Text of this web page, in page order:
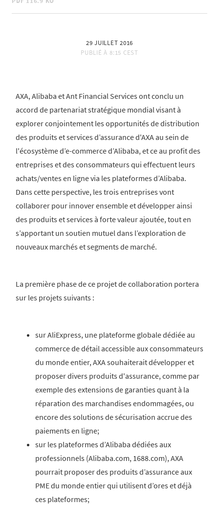
29 JUILLET 2016
PUBLIÉ À 8:15 CEST
AXA, Alibaba et Ant Financial Services ont conclu un
accord de partenariat stratégique mondial visant à
explorer conjointement les opportunités de distribution
des produits et services d’assurance d'AXA au sein de
l'écosystème d’e-commerce d’Alibaba, et ce au profit des
entreprises et des consommateurs qui effectuent leurs
achats/ventes en ligne via les plateformes d’Alibaba.
Dans cette perspective, les trois entreprises vont
collaborer pour innover ensemble et développer ainsi
des produits et services à forte valeur ajoutée, tout en
s’apportant un soutien mutuel dans l’exploration de
nouveaux marchés et segments de marché.
La première phase de ce projet de collaboration portera
sur les projets suivants :
sur AliExpress, une plateforme globale dédiée au
commerce de détail accessible aux consommateurs
du monde entier, AXA souhaiterait développer et
proposer divers produits d'assurance, comme par
exemple des extensions de garanties quant à la
réparation des marchandises endommagées, ou
encore des solutions de sécurisation accrue des
paiements en ligne;
sur les plateformes d’Alibaba dédiées aux
professionnels (Alibaba.com, 1688.com), AXA
pourrait proposer des produits d’assurance aux
PME du monde entier qui utilisent d’ores et déjà
ces plateformes;